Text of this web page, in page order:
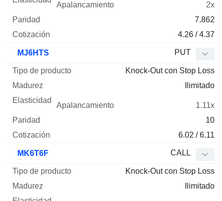
2x
7.862
4.26 / 4.37
MJ6HTS PUT
Knock-Out con Stop Loss
Ilimitado
1.11x
10
6.02 / 6.11
MK6T6F CALL
Knock-Out con Stop Loss
Ilimitado